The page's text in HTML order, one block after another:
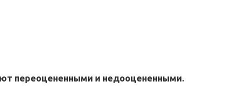
переоцененными и недооцененными.